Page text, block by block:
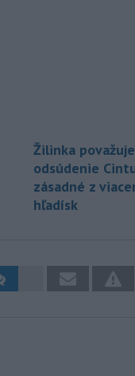
Žilinka považuje
odsúdenie
zásadné z
hľadísk